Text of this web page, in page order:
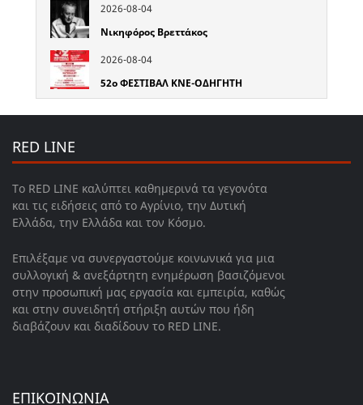
2026-08-04
Νικηφόρος Βρεττάκος
2026-08-04
52o ΦΕΣΤΙΒΑΛ ΚΝΕ-ΟΔΗΓΗΤΗ
RED LINE
Το RED LINE καλύπτει καθημερινά τα γεγονότα
και τις ειδήσεις από το Αγρίνιο, την Δυτική
Ελλάδα, την Ελλάδα και τον Κόσμο.
Επιλέξαμε να συνεργαστούμε κοινωνικά για μια
συλλογική & ανεξάρτητη ενημέρωση βασιζόμενοι
στην προσωπική μας εργασία και εμπειρία, καθώς
και στην συνειδητή στήριξη αυτών που ήδη
διαβάζουν και διαδίδουν το RED LINE.
ΕΠΙΚΟΙΝΩΝΙΑ